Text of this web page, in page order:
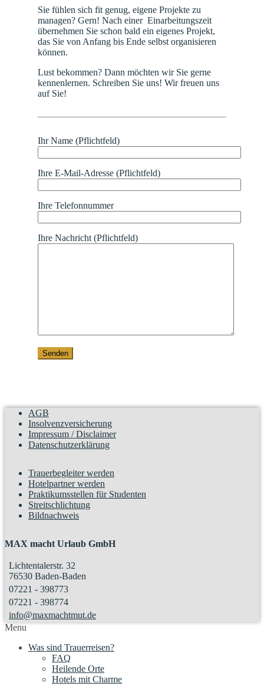
Sie fühlen sich fit genug, eigene Projekte zu
managen? Gern! Nach einer Einarbeitungszeit
übernehmen Sie schon bald ein eigenes Projekt,
das Sie von Anfang bis Ende selbst organisieren
können.
Lust bekommen? Dann möchten wir Sie gerne
kennenlernen. Schreiben Sie uns! Wir freuen uns
auf Sie!
Ihr Name (Pflichtfeld)
Ihre E-Mail-Adresse (Pflichtfeld)
Ihre Telefonnummer
Ihre Nachricht (Pflichtfeld)
AGB
Insolvenzversicherung
Impressum / Disclaimer
Datenschutzerklärung
Trauerbegleiter werden
Hotelpartner werden
Praktikumsstellen für Studenten
Streitschlichtung
Bildnachweis
MAX macht Urlaub GmbH
Lichtentalerstr. 32
76530 Baden-Baden
07221 - 398773
07221 - 398774
info@maxmachtmut.de
Menu
Was sind Trauerreisen?
FAQ
Heilende Orte
Hotels mit Charme